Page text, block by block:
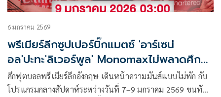
6 มกราคม 2569
พรีเมียร์ลีกซูปเปอร์บิ๊กแมตซ์ 'อาร์เซน่
อล'ปะทะ'ลิเวอร์พูล' Monomaxไม่พลาดศึก
กลางสัปดาห์
ศึกฟุตบอลพรีเมียร์ลีกอังกฤษ เดินหน้าความมันส์แบบไม่พัก กับ
โปรแกรมกลางสัปดาห์ระหว่างวันที่ 7–9 มกราคม 2569 ขนทัพ